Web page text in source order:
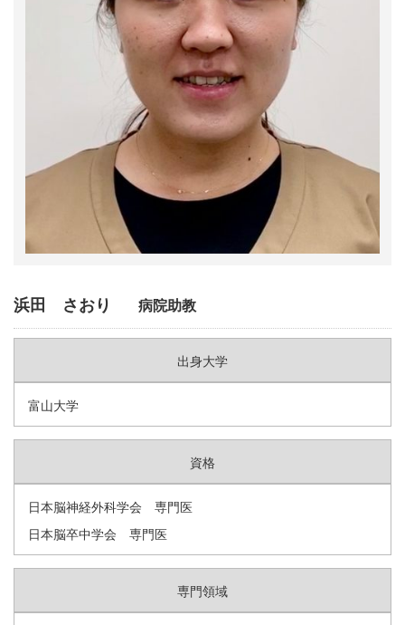
浜田 さおり 病院助教
出身大学
富山大学
資格
日本脳神経外科学会 専門医
日本脳卒中学会 専門医
専門領域